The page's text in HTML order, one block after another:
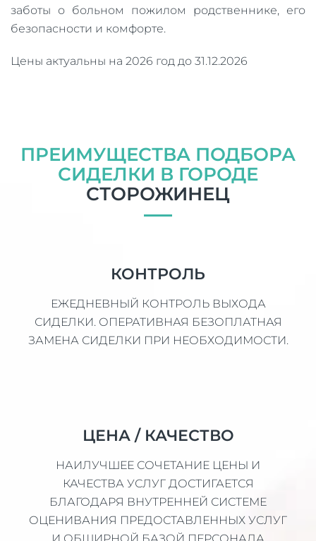
заботы о больном пожилом родственнике, его
безопасности и комфорте.
Цены актуальны на 2026 год до 31.12.2026
ПРЕИМУЩЕСТВА ПОДБОРА
СИДЕЛКИ В ГОРОДЕ
СТОРОЖИНЕЦ
КОНТРОЛЬ
ЕЖЕДНЕВНЫЙ КОНТРОЛЬ ВЫХОДА
СИДЕЛКИ. ОПЕРАТИВНАЯ БЕЗОПЛАТНАЯ
ЗАМЕНА СИДЕЛКИ ПРИ НЕОБХОДИМОСТИ.
ЦЕНА / КАЧЕСТВО
НАИЛУЧШЕЕ СОЧЕТАНИЕ ЦЕНЫ И
КАЧЕСТВА УСЛУГ ДОСТИГАЕТСЯ
БЛАГОДАРЯ ВНУТРЕННЕЙ СИСТЕМЕ
ОЦЕНИВАНИЯ ПРЕДОСТАВЛЕННЫХ УСЛУГ